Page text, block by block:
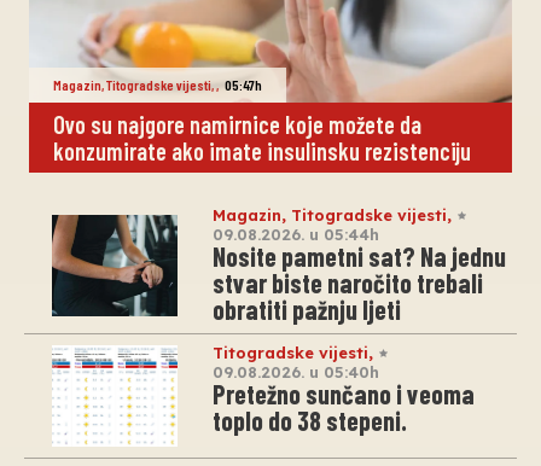
Magazin,Titogradske vijesti,, 05:47h
Ovo su najgore namirnice koje možete da
konzumirate ako imate insulinsku rezistenciju
Magazin, Titogradske vijesti,
09.08.2026. u 05:44h
Nosite pametni sat? Na jednu
stvar biste naročito trebali
obratiti pažnju ljeti
Titogradske vijesti,
09.08.2026. u 05:40h
Pretežno sunčano i veoma
toplo do 38 stepeni.